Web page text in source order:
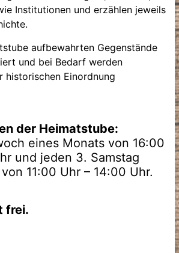
Institutionen und erzählen jeweils
aufbewahrten Gegenstände
und bei Bedarf werden
historischen Einordnung
der Heimatstube:
eines Monats von 16:00
und jeden 3. Samstag
11:00 Uhr – 14:00 Uhr.
frei.